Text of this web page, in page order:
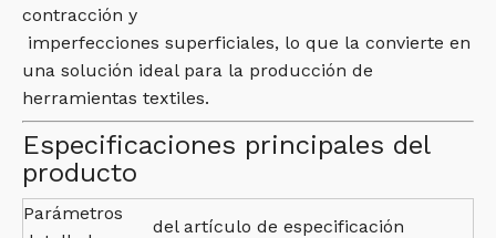
contracción y
imperfecciones superficiales, lo que la convierte en
una solución ideal para la producción de
herramientas textiles.
Especificaciones principales del
producto
Parámetros
del artículo de especificación